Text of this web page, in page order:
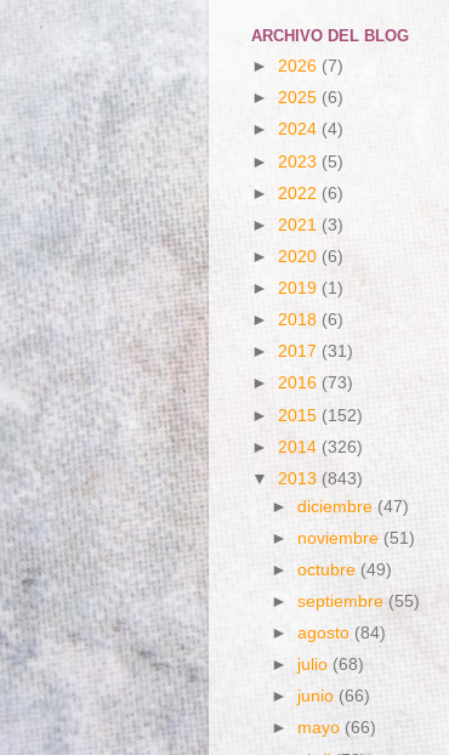
ARCHIVO DEL BLOG
► 2026 (7)
► 2025 (6)
► 2024 (4)
► 2023 (5)
► 2022 (6)
► 2021 (3)
► 2020 (6)
► 2019 (1)
► 2018 (6)
► 2017 (31)
► 2016 (73)
► 2015 (152)
► 2014 (326)
▼ 2013 (843)
►diciembre (47)
► noviembre (51)
►octubre (49)
►septiembre(55)
►agosto (84)
► julio (68)
► junio (66)
► mayo (66)